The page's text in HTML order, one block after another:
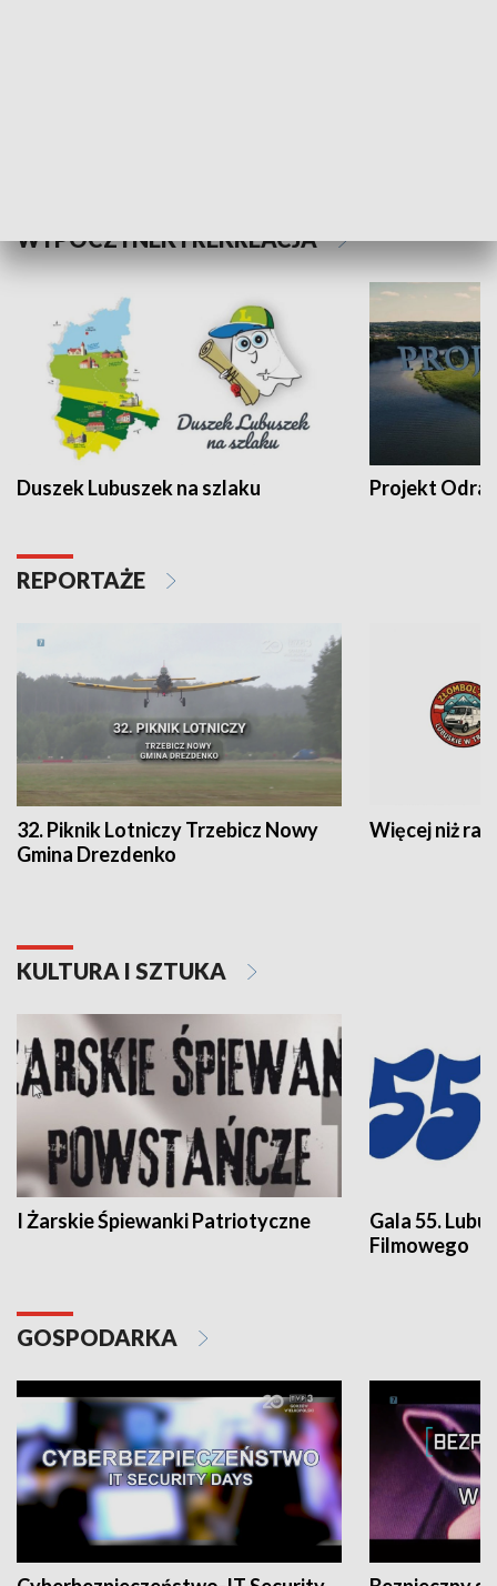
WYPOCZYNEK I REKREACJA
Duszek Lubuszek na szlaku Projekt Odra
REPORTAŻE
32. Piknik Lotniczy Trzebicz Nowy
Gmina Drezdenko
Więcej niż rajd
KULTURA I SZTUKA
I Żarskie Śpiewanki Patriotyczne
Gala 55.
Filmowego
GOSPODARKA